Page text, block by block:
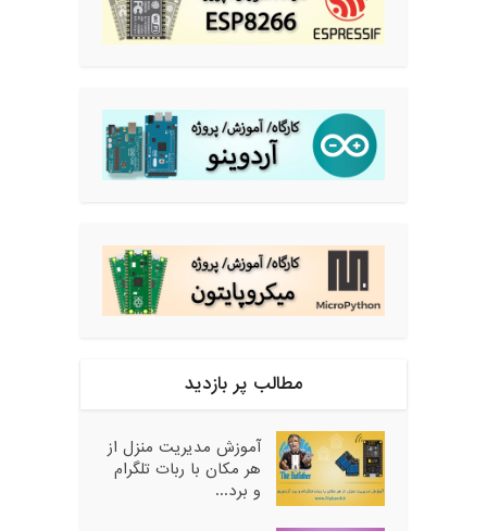
مطالب پر بازدید
آموزش مدیریت منزل از
هر مکان با ربات تلگرام
و برد...